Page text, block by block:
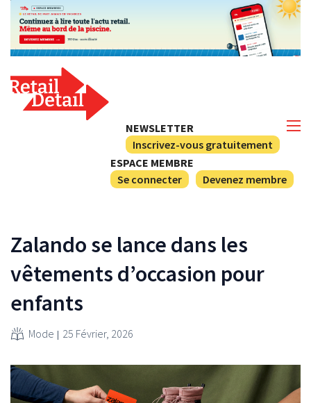
NEWSLETTER
Inscrivez-vous gratuitement
ESPACE MEMBRE
Se connecter
Devenez membre
Zalando se lance dans les
vêtements d’occasion pour
enfants
Mode 25 Février, 2026